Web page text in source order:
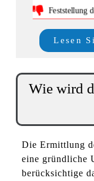
Feststellung
Lesen
Wie wird
Die Ermittlung
eine gründliche
berücksichtige